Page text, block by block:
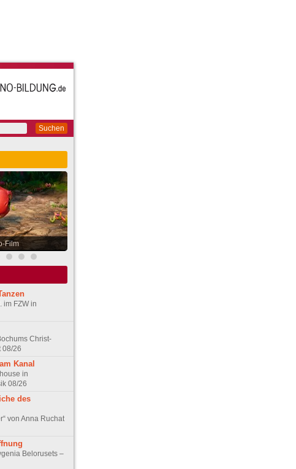
Suchen
Film
im FZW in
Christ-
08/26
Kanal
in
08/26
des
von Anna Ruchat
Belorusets –